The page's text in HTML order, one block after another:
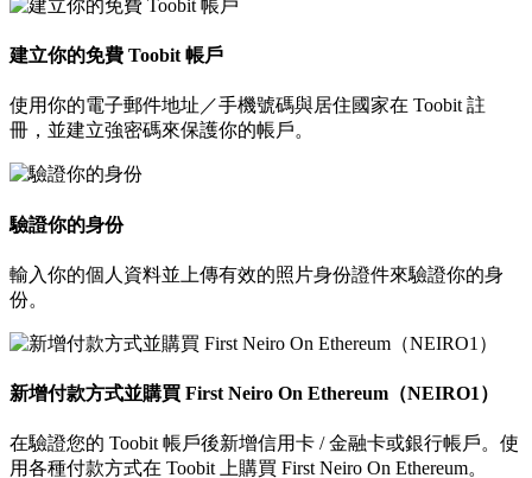
建立你的免費 Toobit 帳戶
使用你的電子郵件地址／手機號碼與居住國家在 Toobit 註
冊，並建立強密碼來保護你的帳戶。
驗證你的身份
輸入你的個人資料並上傳有效的照片身份證件來驗證你的身
份。
新增付款方式並購買 First Neiro On Ethereum（NEIRO1）
在驗證您的 Toobit 帳戶後新增信用卡 / 金融卡或銀行帳戶。使
用各種付款方式在 Toobit 上購買 First Neiro On Ethereum。